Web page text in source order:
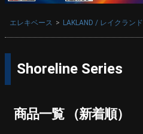
エレキベース LAKLAND / レイクランド
Shoreline Series
商品一覧 （新着順）